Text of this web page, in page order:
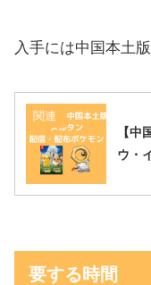
入手には中国本土
関連
【中
ウ・
要する時間